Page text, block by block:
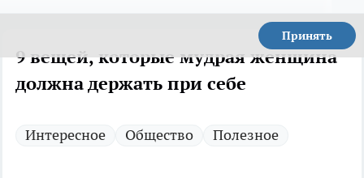
Принять
9 вещей, которые мудрая женщина
должна держать при себе
Интересное Общество Полезное